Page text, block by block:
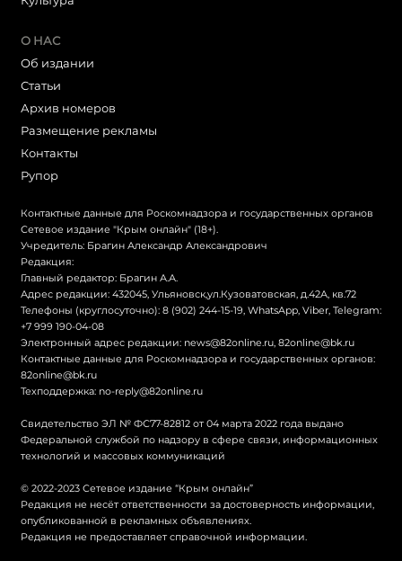
О НАС
Об издании
Статьи
Архив номеров
Размещение рекламы
Контакты
Рупор
Контактные данные для Роскомнадзора и государственных органов
Сетевое издание "Крым онлайн" (18+).
Учредитель: Брагин Александр Александрович
Редакция:
Главный редактор: Брагин А.А.
Адрес редакции: 432045, Ульяновск,ул.Кузоватовская, д.42А, кв.72
Телефоны (круглосуточно): 8 (902) 244-15-19, WhatsApp, Viber, Telegram:
+7 999 190-04-08
Электронный адрес редакции: news@82online.ru, 82online@bk.ru
Контактные данные для Роскомнадзора и государственных органов:
82online@bk.ru
Техподдержка: no-reply@82online.ru
Свидетельство ЭЛ № ФС77-82812 от 04 марта 2022 года выдано
Федеральной службой по надзору в сфере связи, информационных
технологий и массовых коммуникаций
© 2022-2023 Сетевое издание “Крым онлайн”
Редакция не несёт ответственности за достоверность информации,
опубликованной в рекламных объявлениях.
Редакция не предоставляет справочной информации.